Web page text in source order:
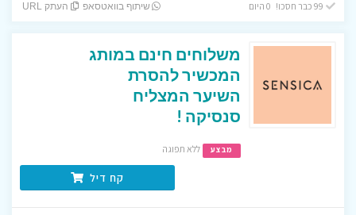
שיתוף בוואטסאפ העתק URL
משלוחים חינם במותג
המכשיר להסרת
השיער המצליח
סנסיקה !
מבצע ללא תפוגה
קח דיל